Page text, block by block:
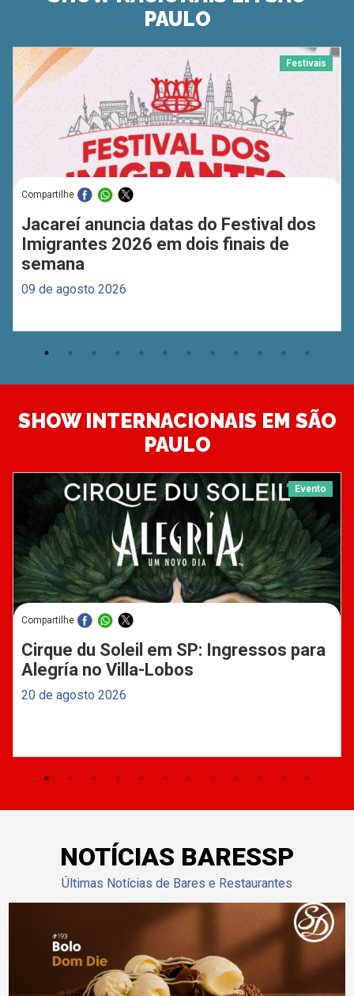
PAULO
Festivais
Compartilhe
Jacareí anuncia datas do Festival dos
Imigrantes 2026 em dois finais de
semana
09 de agosto 2026
SHOW INTERNACIONAIS EM SÃO
PAULO
Evento
Compartilhe
Cirque du Soleil em SP: Ingressos para
Alegría no Villa-Lobos
20 de agosto 2026
NOTÍCIAS BARESSP
Últimas Notícias de Bares e Restaurantes